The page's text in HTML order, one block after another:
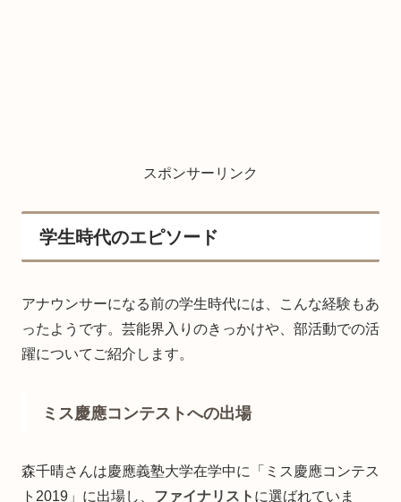
スポンサーリンク
学生時代のエピソード
アナウンサーになる前の学生時代には、こんな経験もあ
ったようです。芸能界入りのきっかけや、部活動での活
躍についてご紹介します。
ミス慶應コンテストへの出場
森千晴さんは慶應義塾大学在学中に「ミス慶應コンテス
ト2019」に出場し、 ファイナリスト に選ばれていま